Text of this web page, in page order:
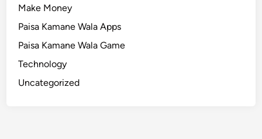
Make Money
Paisa Kamane Wala Apps
Paisa Kamane Wala Game
Technology
Uncategorized